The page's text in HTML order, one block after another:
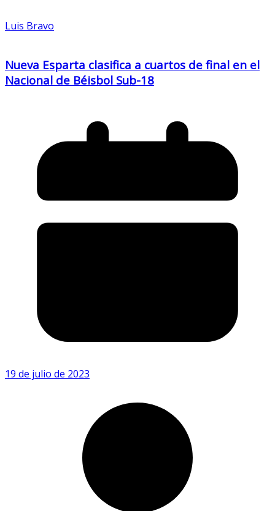
Luis Bravo
Nueva Esparta clasifica a cuartos de final en el
Nacional de Béisbol Sub-18
19 de julio de 2023